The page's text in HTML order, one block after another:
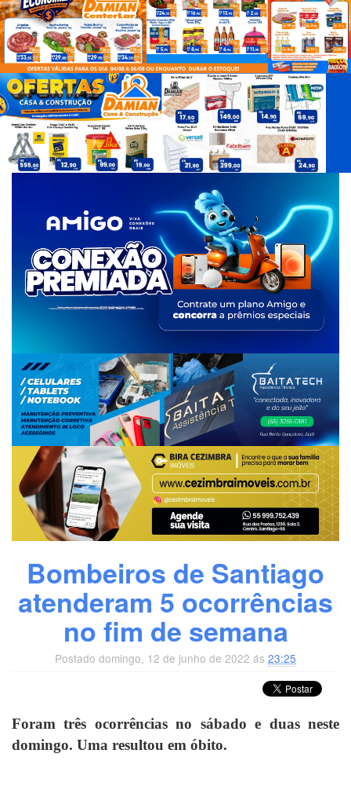
d
e
a
g
s
Bombeiros de Santiago
atenderam 5 ocorrências
no fim de semana
Postado domingo, 12 de junho de 2022 ás 23:25
Foram três ocorrências no sábado e duas neste
domingo. Uma resultou em óbito.